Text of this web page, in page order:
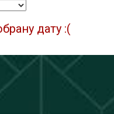
дату :(